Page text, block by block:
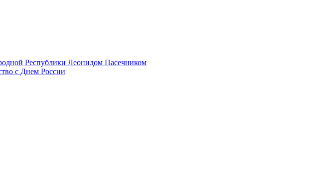
Республики Леонидом Пасечником
с Днем России